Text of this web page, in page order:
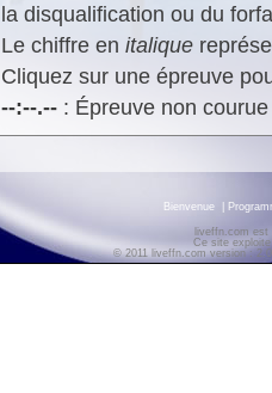
la disqualification ou du
Le chiffre en italique
Cliquez sur une épreuve
--:--.--: Épreuve non
Bienvenue
liveffn.com est
Ce site
© 2011 liveffn.com version :